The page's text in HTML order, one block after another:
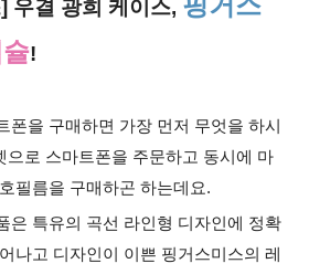
우결 광희 케이스,
!
폰을 구매하면 가장 먼저 무엇을 하시
으로 스마트폰을 주문하고 동시에 마
필름을 구매하곤 하는데요.
은 특유의 곡선 라인형 디자인에 정확
나고 디자인이 이쁜 핑거스미스의 레